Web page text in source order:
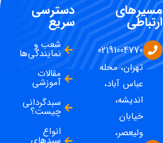
مسیرهای
ارتباطی
02191004770
تهران، محله
عباس آباد،
اندیشه،
خیابان
ولیعصر،
دسترسی
سریع
شعب و
نمایندگی‌ها
مقالات
آموزشی
سبدگردانی
چیست؟
انواع